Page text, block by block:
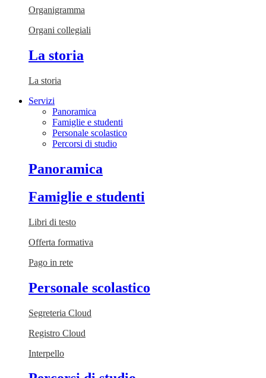
Organigramma
Organi collegiali
La storia
La storia
Servizi
Panoramica
Famiglie e studenti
Personale scolastico
Percorsi di studio
Panoramica
Famiglie e studenti
Libri di testo
Offerta formativa
Pago in rete
Personale scolastico
Segreteria Cloud
Registro Cloud
Interpello